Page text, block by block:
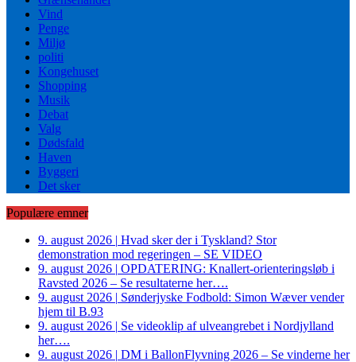
Vind
Penge
Miljø
politi
Kongehuset
Shopping
Musik
Debat
Valg
Dødsfald
Haven
Byggeri
Det sker
Populære emner
9. august 2026 | Hvad sker der i Tyskland? Stor
demonstration mod regeringen – SE VIDEO
9. august 2026 | OPDATERING: Knallert-orienteringsløb i
Ravsted 2026 – Se resultaterne her….
9. august 2026 | Sønderjyske Fodbold: Simon Wæver vender
hjem til B.93
9. august 2026 | Se videoklip af ulveangrebet i Nordjylland
her….
9. august 2026 | DM i BallonFlyvning 2026 – Se vinderne her